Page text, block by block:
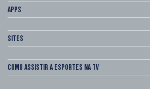
Apps
Sites
Como assistir a esportes na TV